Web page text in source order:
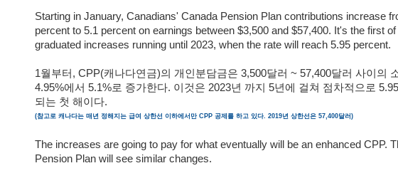
Starting in January, Canadians' Canada Pension Plan contributions increase
percent to 5.1 percent on earnings between $3,500 and $57,400. It's the first
graduated increases running until 2023, when the rate will reach 5.95 percent.
1월부터, CPP(캐나다연금)의 개인분담금은 3,500달러 ~ 57,400달러 사이의
4.95%에서 5.1%로 증가한다. 이것은 2023년 까지 5년에 걸쳐 점차적으로
되는 첫 해이다.
(참고로 캐나다는 매년 정해지는 급여 상한선 이하에서만 CPP 공제를 하고 있다. 2019년 상한선은 57,400달러)
The increases are going to pay for what eventually will be an enhanced CPP.
Pension Plan will see similar changes.